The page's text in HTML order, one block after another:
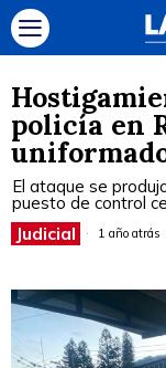
policía en
El ataque se
puesto de control
Judicial 1 año atrás